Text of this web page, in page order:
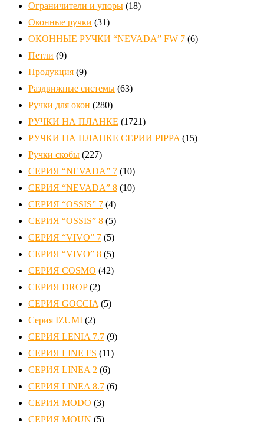
Ограничители и упоры (18)
Оконные ручки (31)
ОКОННЫЕ РУЧКИ “NEVADA” FW 7 (6)
Петли (9)
Продукция (9)
Раздвижные системы (63)
Ручки для окон (280)
РУЧКИ НА ПЛАНКЕ (1721)
РУЧКИ НА ПЛАНКЕ СЕРИИ PIPPA (15)
Ручки скобы (227)
СЕРИЯ “NEVADA” 7 (10)
СЕРИЯ “NEVADA” 8 (10)
СЕРИЯ “OSSIS” 7 (4)
СЕРИЯ “OSSIS” 8 (5)
СЕРИЯ “VIVO” 7 (5)
СЕРИЯ “VIVO” 8 (5)
СЕРИЯ COSMO (42)
СЕРИЯ DROP (2)
СЕРИЯ GOCCIA (5)
Серия IZUMI (2)
СЕРИЯ LENIA 7.7 (9)
СЕРИЯ LINE FS (11)
СЕРИЯ LINEA 2 (6)
СЕРИЯ LINEA 8.7 (6)
СЕРИЯ MODO (3)
СЕРИЯ MOUN (5)